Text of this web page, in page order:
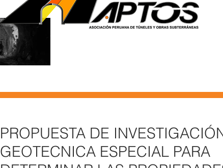
PROPUESTA DE
GEOTECNICA ESPECIAL PARA